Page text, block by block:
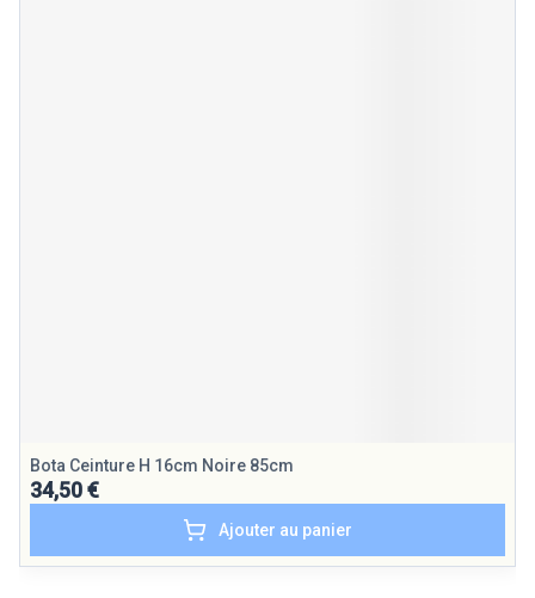
Bota Ceinture H 16cm Noire 85cm
34,50 €
Ajouter au panier